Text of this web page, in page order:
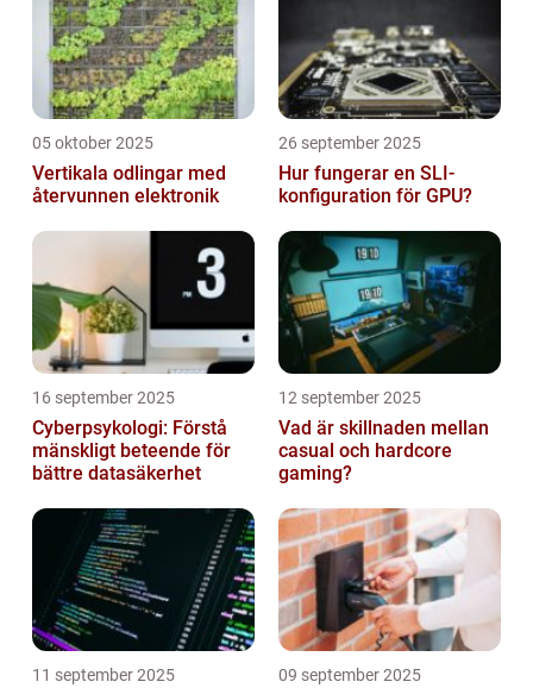
05 oktober 2025
Vertikala odlingar med
återvunnen elektronik
26 september 2025
Hur fungerar en SLI-
konfiguration för GPU?
16 september 2025
Cyberpsykologi: Förstå
mänskligt beteende för
bättre datasäkerhet
12 september 2025
Vad är skillnaden mellan
casual och hardcore
gaming?
11 september 2025 09 september 2025